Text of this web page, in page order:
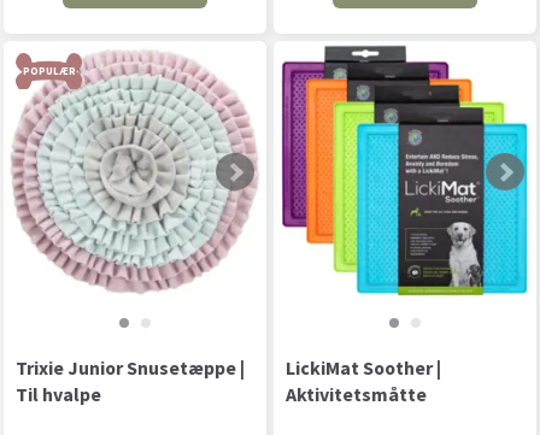
POPULÆR
Trixie Junior Snusetæppe |
Til hvalpe
LickiMat Soother |
Aktivitetsmåtte